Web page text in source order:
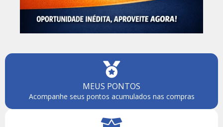
MEUS PONTOS
Acompanhe seus pontos acumulados nas compras